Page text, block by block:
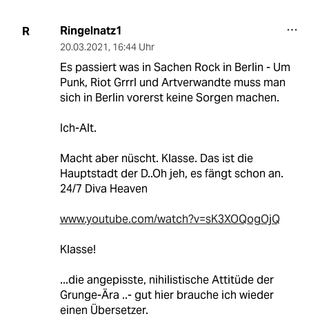
R Ringelnatz1
20.03.2021, 16:44 Uhr
Es passiert was in Sachen Rock in Berlin - Um
Punk, Riot Grrrl und Artverwandte muss man
sich in Berlin vorerst keine Sorgen machen.
Ich-Alt.
Macht aber nüscht. Klasse. Das ist die
Hauptstadt der D..Oh jeh, es fängt schon an.
24/7 Diva Heaven
www.youtube.com/watch?v=sK3XOQogOjQ
Klasse!
...die angepisste, nihilistische Attitüde der
Grunge-Ära ..- gut hier brauche ich wieder
einen Übersetzer.